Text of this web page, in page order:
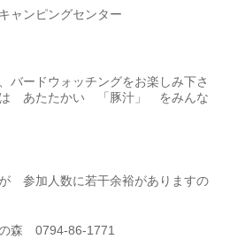
ピングセンター
バードウォッチングをお楽しみ下さ
あたたかい 「豚汁」 をみんな
参加人数に若干余裕がありますの
森 0794-86-1771